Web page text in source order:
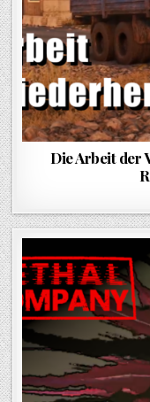
Die Arbeit der